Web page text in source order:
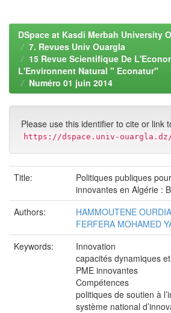
DSpace at Kasdi Merbah University
7. Revues Univ Ouargla
15 Revue Scientifique De
L'Environnent Natural " Econatur"
Numéro 01 juin 2014
Please use this identifier to cite or link
https://dspace.univ-ouargla.dz/
Title:
Politiques publiques
innovantes en Algérie :
Authors:
HAMMOUTENE OURDIA
FERFERA MOHAMED
Keywords:
Innovation
capacités dynamiques
PME innovantes
Compétences
politiques de soutien à
système national